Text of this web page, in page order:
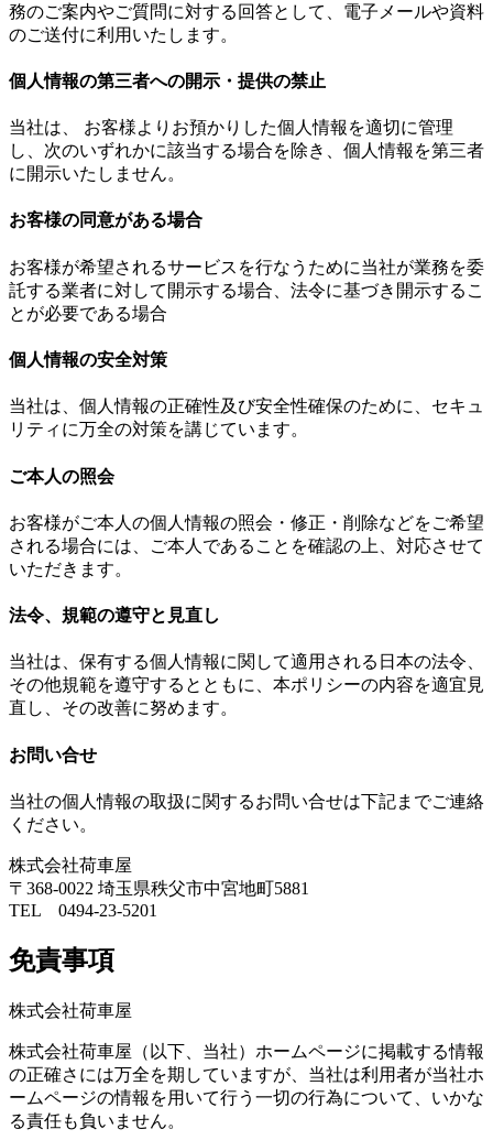
務のご案内やご質問に対する回答として、電子メールや資料
のご送付に利用いたします。
個人情報の第三者への開示・提供の禁止
当社は、 お客様よりお預かりした個人情報を適切に管理
し、次のいずれかに該当する場合を除き、個人情報を第三者
に開示いたしません。
お客様の同意がある場合
お客様が希望されるサービスを行なうために当社が業務を委
託する業者に対して開示する場合、法令に基づき開示するこ
とが必要である場合
個人情報の安全対策
当社は、個人情報の正確性及び安全性確保のために、セキュ
リティに万全の対策を講じています。
ご本人の照会
お客様がご本人の個人情報の照会・修正・削除などをご希望
される場合には、ご本人であることを確認の上、対応させて
いただきます。
法令、規範の遵守と見直し
当社は、保有する個人情報に関して適用される日本の法令、
その他規範を遵守するとともに、本ポリシーの内容を適宜見
直し、その改善に努めます。
お問い合せ
当社の個人情報の取扱に関するお問い合せは下記までご連絡
ください。
株式会社荷車屋
〒368-0022 埼玉県秩父市中宮地町5881
TEL 0494-23-5201
免責事項
株式会社荷車屋
株式会社荷車屋（以下、当社）ホームページに掲載する情報
の正確さには万全を期していますが、当社は利用者が当社ホ
ームページの情報を用いて行う一切の行為について、いかな
る責任も負いません。